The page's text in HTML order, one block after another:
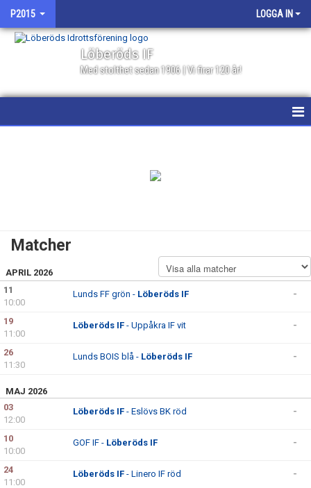
P2015 LOGGA IN
Löberöds IF
Med stolthet sedan 1906 | Vi firar 120 år!
TRUPPEN
BILDGALLERI
DOKUMENT
Matcher
APRIL 2026
11
10:00
Lunds FF grön - Löberöds IF -
19
11:00
Löberöds IF - Uppåkra IF vit -
26
11:30
Lunds BOIS blå - Löberöds IF -
MAJ 2026
03
12:00
Löberöds IF - Eslövs BK röd -
10
10:00
GOF IF - Löberöds IF -
24
11:00
Löberöds IF - Linero IF röd -